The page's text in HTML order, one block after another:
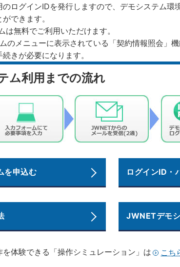
のログインIDを発行しますので、デモシステム環
できます。
は無料でご利用いただけます。
のメニューに表示されている「契約情報照会」
きが必要になります。
ム利用までの流れ
を申込む ログインID・
JWNETデモ
を体験できる「操作シミュレーション」は こち